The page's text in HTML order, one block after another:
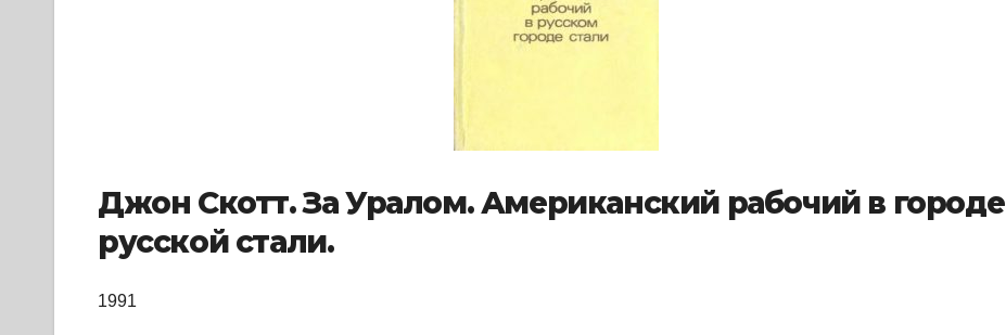
Джон Скотт. За Уралом. Американский рабочий в городе
русской стали.
1991